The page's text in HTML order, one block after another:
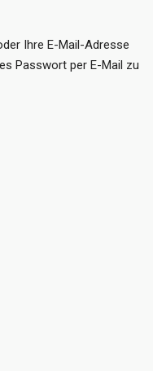
Ihre E-Mail-Adresse
Passwort per E-Mail zu